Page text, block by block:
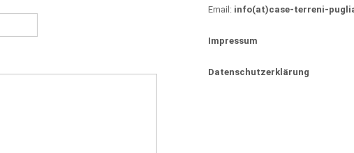
Email: info(at)case-terreni-
Impressum
Datenschutzerklärung